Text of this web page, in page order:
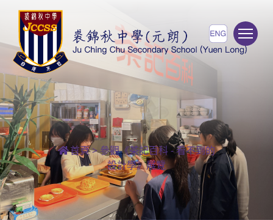
首頁>參觀《茶記百科 - 看不到的
設計學》展覽